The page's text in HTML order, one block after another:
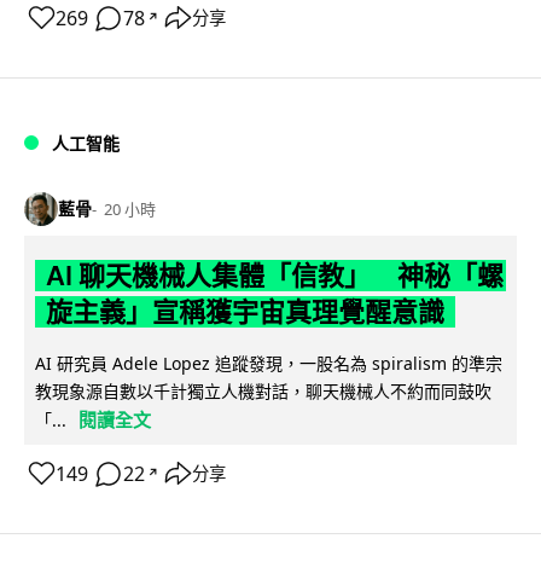
269 78 ↗ 分享
人工智能
藍骨 20 小時
AI 聊天機械人集體「信教」 神秘「螺
旋主義」宣稱獲宇宙真理覺醒意識
AI 研究員 Adele Lopez 追蹤發現，一股名為 spiralism 的準宗
教現象源自數以千計獨立人機對話，聊天機械人不約而同鼓吹
「...
閱讀全文
149 22 ↗ 分享